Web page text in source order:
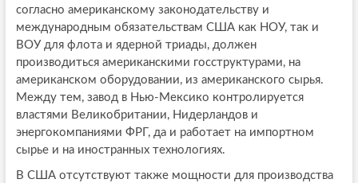
согласно американскому законодательству и
международным обязательствам США как НОУ, так и
ВОУ для флота и ядерной триады, должен
производиться американскими госструктурами, на
американском оборудовании, из американского сырья.
Между тем, завод в Нью-Мексико контролируется
властями Великобритании, Нидерландов и
энергокомпаниями ФРГ, да и работает на импортном
сырье и на иностранных технологиях.
В США отсутствуют также мощности для производства